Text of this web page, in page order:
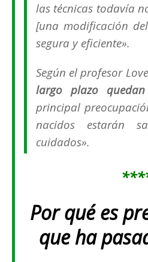
las técnicas todavía
[una modificación
segura y eficiente».
Según el profesor
largo plazo quedan
principal
nacidos estarán
cuidados».
Por qué es
que ha